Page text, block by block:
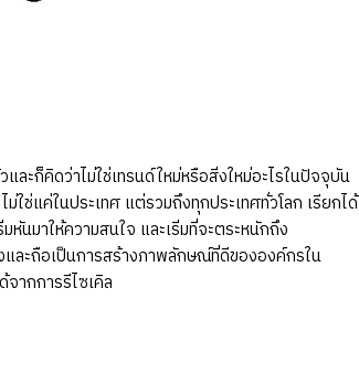
ะก็คิดว่าไม่ใช่เทรนด์ใหม่หรือสิ่งใหม่อะไรในปัจจุบัน
ช่แค่ในประเทศ แต่รวมถึงทุกประเทศทั่วโลก เรียกได้
นมาให้ความสนใจ และเริ่มที่จะตระหนักถึง
และถือเป็นการสร้างภาพลักษณ์ที่ดีขององค์กรใน
ากการรีไซเคิล